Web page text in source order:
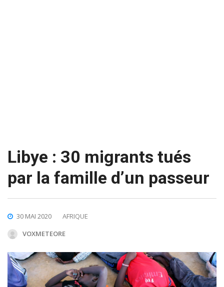
Libye : 30 migrants tués
par la famille d’un passeur
30 MAI 2020
AFRIQUE
VOXMETEORE